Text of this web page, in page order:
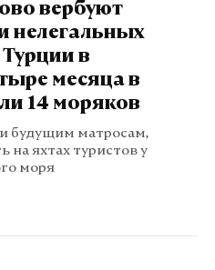
вербуют
нелегальных
в
месяца в
14 моряков
будущим матросам,
на яхтах туристов у
моря